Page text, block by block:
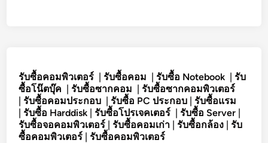
รับซื้อคอมพิวเตอร์ |รับซื้อคอม |รับซื้อ Notebook |รับ
ซื้อโน๊ตบุ๊ค |รับซื้อซากคอม |รับซื้อซากคอมพิวเตอร์
|รับซื้อคอมประกอบ |รับซื้อ PC ประกอบ |รับซื้อแรม
|รับซื้อ Harddisk |รับซื้อโปรเจคเตอร์ |รับซื้อ Server |
รับซื้อจอคอมพิวเตอร์ |รับซื้อคอมเก่า |รับซื้อกล้อง |รับ
ซื้อคอมพิวเตอร์ |รับซื้อคอมพิวเตอร์